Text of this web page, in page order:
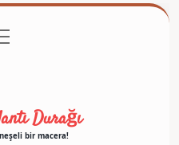
Durağı
bir macera!